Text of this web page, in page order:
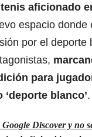
aficionado
espacio donde
por el deporte
para
blanco’.
Discover y no